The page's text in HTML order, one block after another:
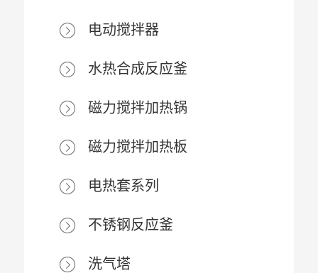
电动搅拌器
水热合成反应釜
磁力搅拌加热锅
磁力搅拌加热板
电热套系列
不锈钢反应釜
洗气塔